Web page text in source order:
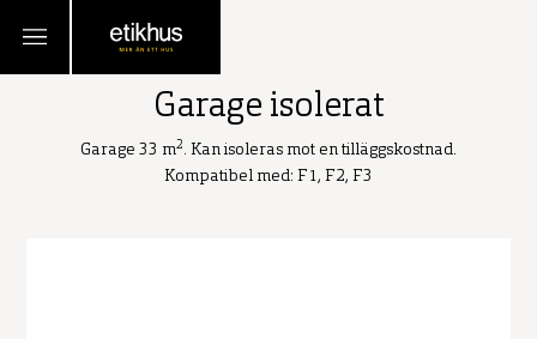
TILLBAKA
Garage isolerat
Garage 33 m2. Kan isoleras mot en tilläggskostnad.
Kompatibel med: F1, F2, F3